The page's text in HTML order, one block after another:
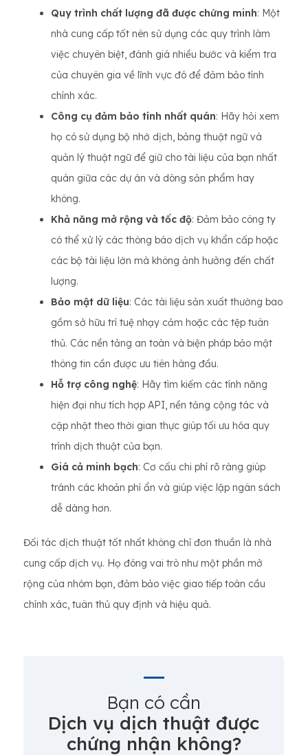
Quy trình chất lượng đã được chứng minh: Một
nhà cung cấp tốt nên sử dụng các quy trình làm
việc chuyên biệt, đánh giá nhiều bước và kiểm tra
của chuyên gia về lĩnh vực đó để đảm bảo tính
chính xác.
Công cụ đảm bảo tính nhất quán: Hãy hỏi xem
họ có sử dụng bộ nhớ dịch, bảng thuật ngữ và
quản lý thuật ngữ để giữ cho tài liệu của bạn nhất
quán giữa các dự án và dòng sản phẩm hay
không.
Khả năng mở rộng và tốc độ: Đảm bảo công ty
có thể xử lý các thông báo dịch vụ khẩn cấp hoặc
các bộ tài liệu lớn mà không ảnh hưởng đến chất
lượng.
Bảo mật dữ liệu: Các tài liệu sản xuất thường bao
gồm sở hữu trí tuệ nhạy cảm hoặc các tệp tuân
thủ. Các nền tảng an toàn và biện pháp bảo mật
thông tin cần được ưu tiên hàng đầu.
Hỗ trợ công nghệ: Hãy tìm kiếm các tính năng
hiện đại như tích hợp API, nền tảng cộng tác và
cập nhật theo thời gian thực giúp tối ưu hóa quy
trình dịch thuật của bạn.
Giá cả minh bạch: Cơ cấu chi phí rõ ràng giúp
tránh các khoản phí ẩn và giúp việc lập ngân sách
dễ dàng hơn.
Đối tác dịch thuật tốt nhất không chỉ đơn thuần là nhà
cung cấp dịch vụ. Họ đóng vai trò như một phần mở
rộng của nhóm bạn, đảm bảo việc giao tiếp toàn cầu
chính xác, tuân thủ quy định và hiệu quả.
Bạn có cần
Dịch vụ dịch thuật được
chứng nhận không?